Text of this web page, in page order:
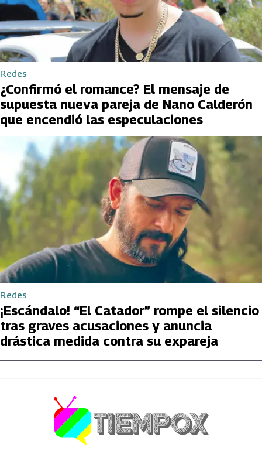
Redes
¿Confirmó el romance? El mensaje de
supuesta nueva pareja de Nano Calderón
que encendió las especulaciones
Redes
¡Escándalo! “El Catador” rompe el silencio
tras graves acusaciones y anuncia
drástica medida contra su expareja